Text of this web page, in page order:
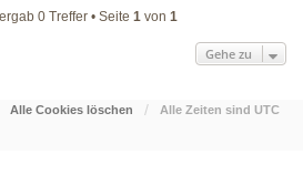
0 Treffer • Seite 1von 1
Gehe zu
Alle Cookies löschen Alle Zeiten sind UTC